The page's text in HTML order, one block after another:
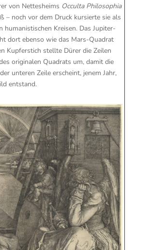
von Nettesheims Occulta Philosophia
– noch vor dem Druck kursierte sie als
humanistischen Kreisen. Das Jupiter-
dort ebenso wie das Mars-Quadrat
Kupferstich stellte Dürer die Zeilen
originalen Quadrats um, damit die
unteren Zeile erscheint, jenem Jahr,
entstand.